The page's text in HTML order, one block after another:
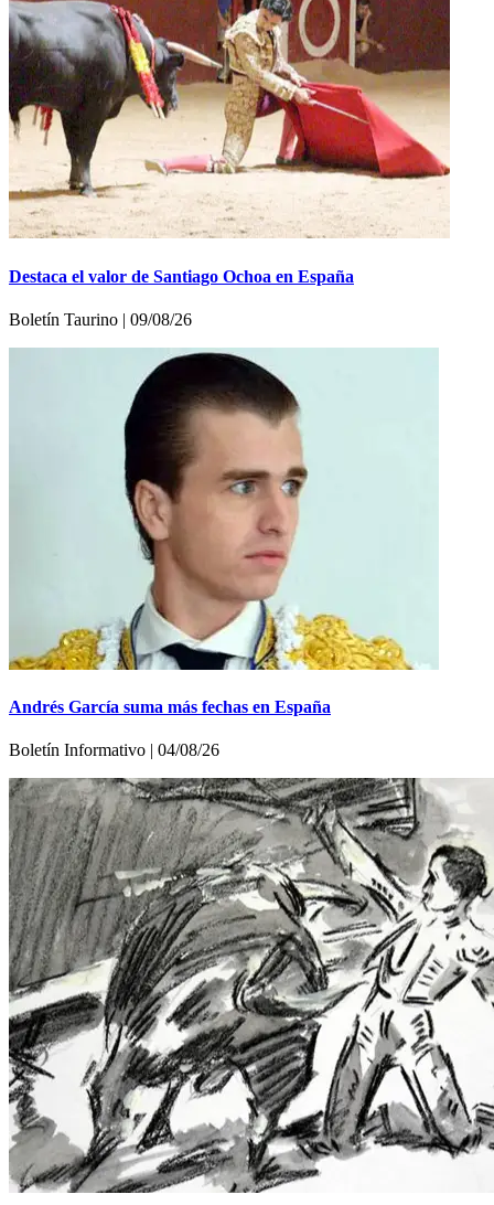
Destaca el valor de Santiago Ochoa en España
Boletí­n Taurino | 09/08/26
Andrés García suma más fechas en España
Boletín Informativo | 04/08/26